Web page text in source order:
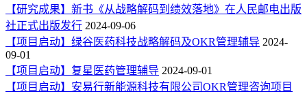
【研究成果】新书《从战略解码到绩效落地》在人民邮电出版
社正式出版发行 2024-09-06
【项目启动】绿谷医药科技战略解码及OKR管理辅导 2024-
09-01
【项目启动】复星医药管理辅导 2024-09-01
【项目启动】安易行新能源科技有限公司OKR管理咨询项目